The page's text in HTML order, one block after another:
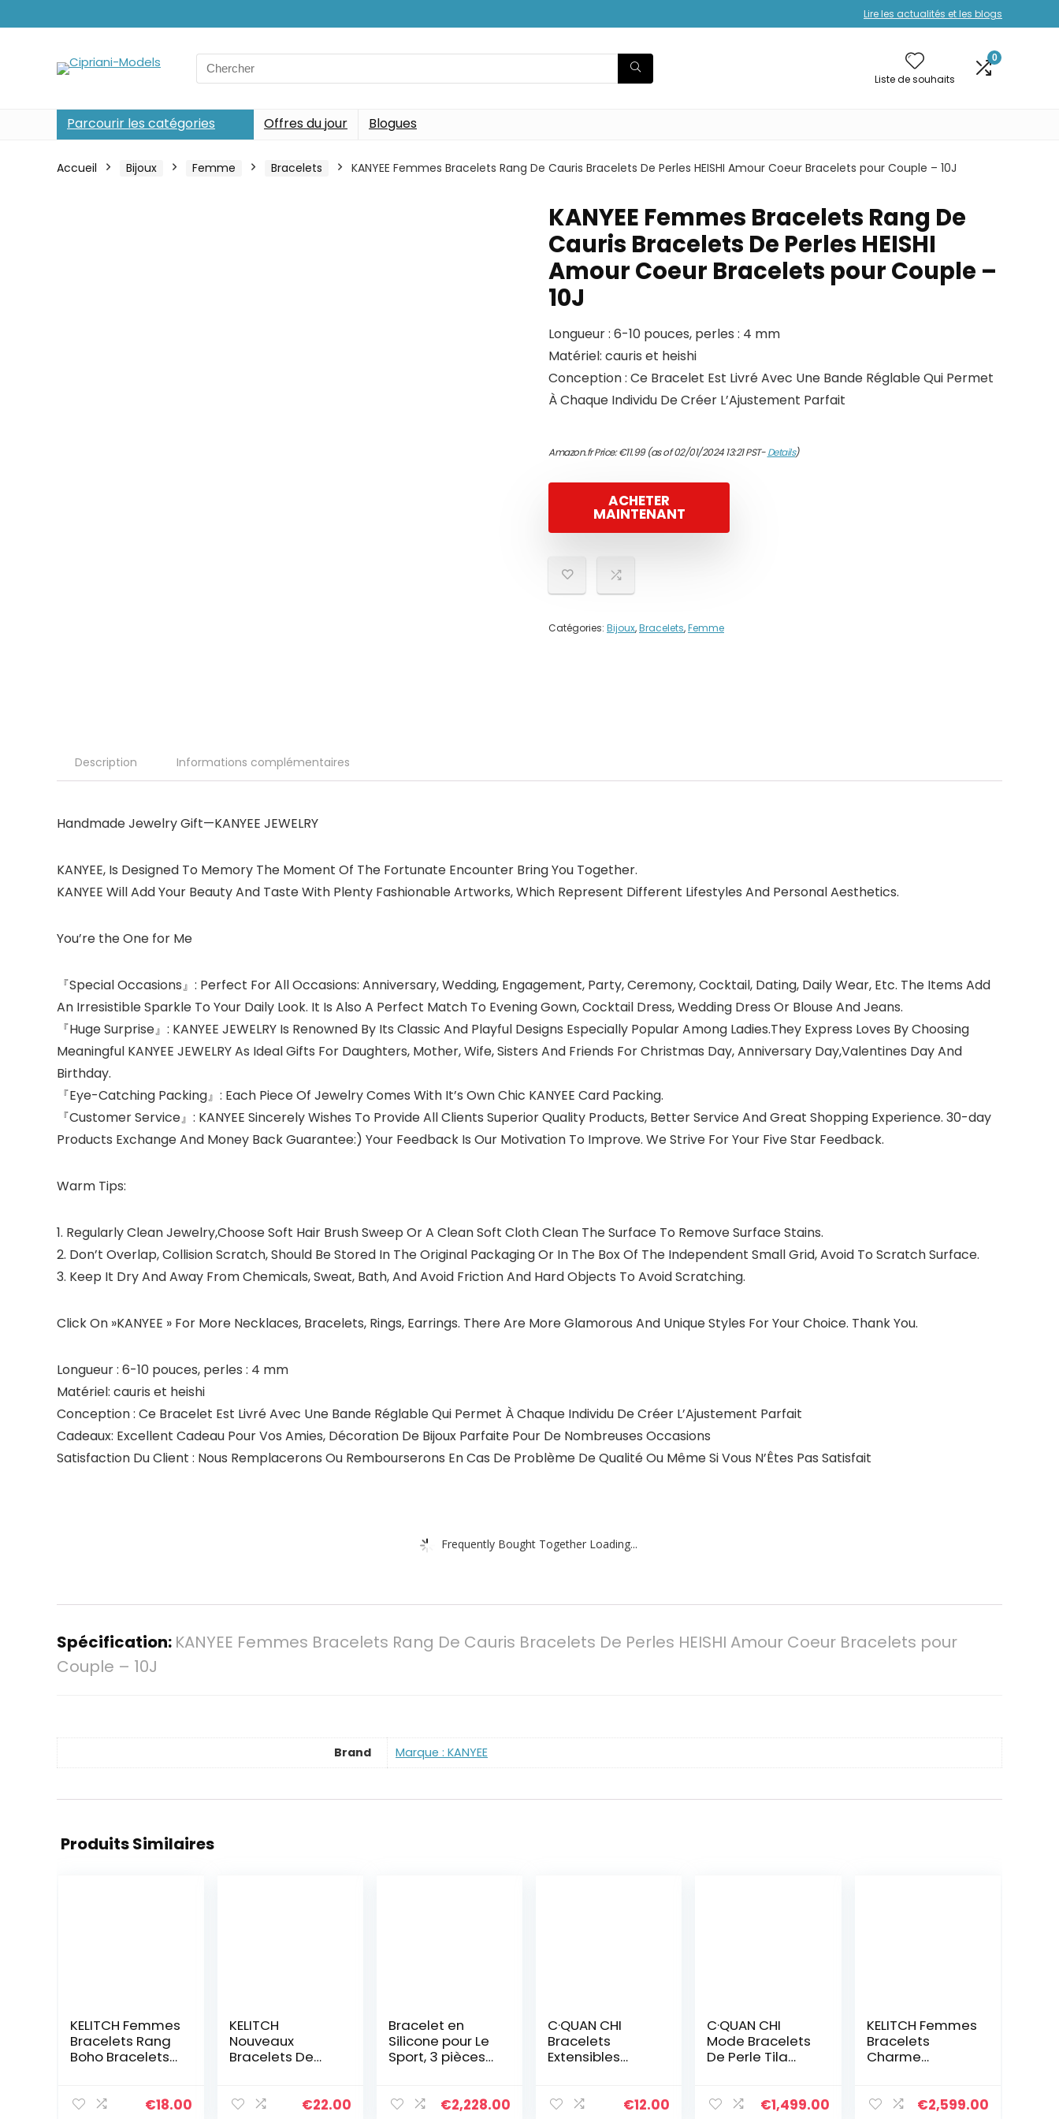
Lire les actualités et les blogs
Search
for:
Liste de souhaits
0
Parcourir les catégories Offres du jour Blogues
Accueil Bijoux Femme Bracelets KANYEE Femmes Bracelets Rang De Cauris Bracelets De Perles HEISHI Amour Coeur Bracelets pour Couple – 10J
KANYEE Femmes Bracelets Rang De
Cauris Bracelets De Perles HEISHI
Amour Coeur Bracelets pour Couple –
10J
Longueur : 6-10 pouces, perles : 4 mm
Matériel: cauris et heishi
Conception : Ce Bracelet Est Livré Avec Une Bande Réglable Qui Permet
À Chaque Individu De Créer L’Ajustement Parfait
Amazon.fr Price:€11.99(as of 02/01/2024 13:21 PST-Details)
ACHETER
MAINTENANT
Catégories: Bijoux,Bracelets,Femme
Description Informations complémentaires
Handmade Jewelry Gift—KANYEE JEWELRY
KANYEE, Is Designed To Memory The Moment Of The Fortunate Encounter Bring You Together.
KANYEE Will Add Your Beauty And Taste With Plenty Fashionable Artworks, Which Represent Different Lifestyles And Personal Aesthetics.
You’re the One for Me
『Special Occasions』 : Perfect For All Occasions: Anniversary, Wedding, Engagement, Party, Ceremony, Cocktail, Dating, Daily Wear, Etc. The Items Add
An Irresistible Sparkle To Your Daily Look. It Is Also A Perfect Match To Evening Gown, Cocktail Dress, Wedding Dress Or Blouse And Jeans.
『Huge Surprise』 : KANYEE JEWELRY Is Renowned By Its Classic And Playful Designs Especially Popular Among Ladies.They Express Loves By Choosing
Meaningful KANYEE JEWELRY As Ideal Gifts For Daughters, Mother, Wife, Sisters And Friends For Christmas Day, Anniversary Day,Valentines Day And
Birthday.
『Eye-Catching Packing』 : Each Piece Of Jewelry Comes With It’s Own Chic KANYEE Card Packing.
『Customer Service』 : KANYEE Sincerely Wishes To Provide All Clients Superior Quality Products, Better Service And Great Shopping Experience. 30-day
Products Exchange And Money Back Guarantee:) Your Feedback Is Our Motivation To Improve. We Strive For Your Five Star Feedback.
Warm Tips:
1. Regularly Clean Jewelry,Choose Soft Hair Brush Sweep Or A Clean Soft Cloth Clean The Surface To Remove Surface Stains.
2. Don’t Overlap, Collision Scratch, Should Be Stored In The Original Packaging Or In The Box Of The Independent Small Grid, Avoid To Scratch Surface.
3. Keep It Dry And Away From Chemicals, Sweat, Bath, And Avoid Friction And Hard Objects To Avoid Scratching.
Click On »KANYEE » For More Necklaces, Bracelets, Rings, Earrings. There Are More Glamorous And Unique Styles For Your Choice. Thank You.
Longueur : 6-10 pouces, perles : 4 mm
Matériel: cauris et heishi
Conception : Ce Bracelet Est Livré Avec Une Bande Réglable Qui Permet À Chaque Individu De Créer L’Ajustement Parfait
Cadeaux: Excellent Cadeau Pour Vos Amies, Décoration De Bijoux Parfaite Pour De Nombreuses Occasions
Satisfaction Du Client : Nous Remplacerons Ou Rembourserons En Cas De Problème De Qualité Ou Même Si Vous N’Êtes Pas Satisfait
Frequently Bought Together Loading...
Spécification: KANYEE Femmes Bracelets Rang De Cauris Bracelets De Perles HEISHI Amour Coeur Bracelets pour
Couple – 10J
Brand Marque : KANYEE
Produits Similaires
KELITCH Femmes
Bracelets Rang
Boho Bracelets
Bracelets D’été
€18.00
KELITCH
Nouveaux
Bracelets De
D’enveloppant
€22.00
Bracelet en
Silicone pour Le
Sport, 3 pièces
Matter
€2,228.00
C·QUAN CHI
Bracelets
Extensibles
Bracelets
€12.00
C·QUAN CHI
Mode Bracelets
De Perle Tila
Extensibles
€1,499.00
KELITCH Femmes
Bracelets
Charme
D’amitié Colorés
€2,599.00